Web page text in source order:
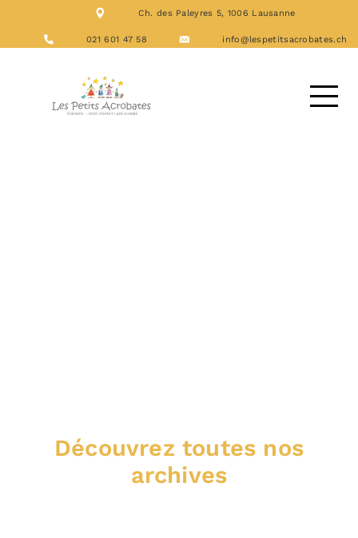
Ch. des Paleyres 5, 1006 Lausanne
021 601 47 58 info@lespetitsacrobates.ch
NOS FORMATIONS
LES REPAS
DEMANDE D’ACCUEIL
Découvrez toutes nos
archives